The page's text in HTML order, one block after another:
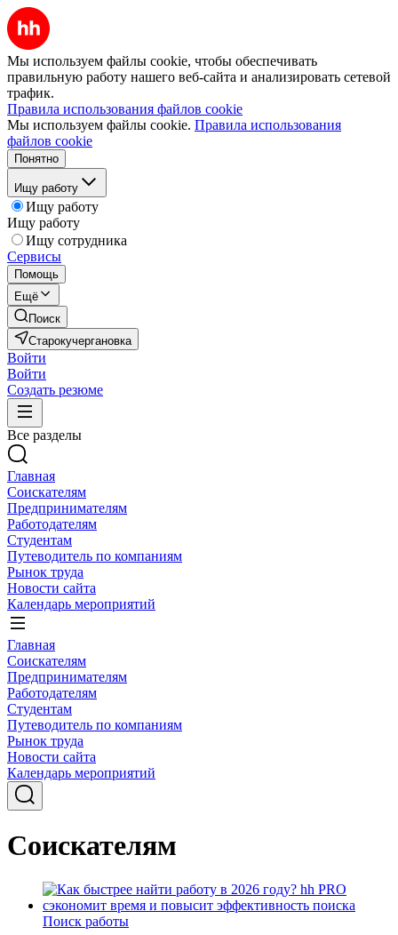
Мы используем файлы cookie, чтобы обеспечивать
правильную работу нашего веб-сайта и анализировать сетевой
трафик.
Правила использования файлов cookie
Мы используем файлы cookie. Правила использования
файлов cookie
Понятно
Ищу работу
Ищу работу
Ищу работу
Ищу сотрудника
Сервисы
Помощь
Ещё
Поиск
Старокучергановка
Войти
Войти
Создать резюме
Все разделы
Главная
Соискателям
Предпринимателям
Работодателям
Студентам
Путеводитель по компаниям
Рынок труда
Новости сайта
Календарь мероприятий
Главная
Соискателям
Предпринимателям
Работодателям
Студентам
Путеводитель по компаниям
Рынок труда
Новости сайта
Календарь мероприятий
Соискателям
Поиск работы